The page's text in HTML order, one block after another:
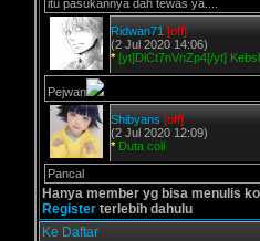
itu pasukannya dah tewas ya....
Ridwan71 [off]
(2 Jul 2020 14:06)
* [yt]DlCt7nVnZp4[/yt]
Pejwan
Shibyans [off]
(2 Jul 2020 12:09)
* Duta coli
Pancal
Hanya member yg bisa menulis
Register terlebih dahulu
Ke Daftar